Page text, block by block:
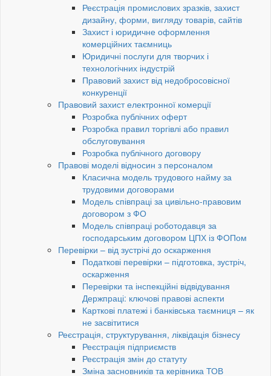
Реєстрація промислових зразків, захист
дизайну, форми, вигляду товарів, сайтів
Захист і юридичне оформлення
комерційних таємниць
Юридичні послуги для творчих і
технологічних індустрій
Правовий захист від недобросовісної
конкуренції
Правовий захист електронної комерції
Розробка публічних оферт
Розробка правил торгівлі або правил
обслуговування
Розробка публічного договору
Правові моделі відносин з персоналом
Класична модель трудового найму за
трудовими договорами
Модель співпраці за цивільно-правовим
договором з ФО
Модель співпраці роботодавця за
господарським договором ЦПХ із ФОПом
Перевірки – від зустрічі до оскарження
Податкові перевірки – підготовка, зустріч,
оскарження
Перевірки та інспекційні відвідування
Держпраці: ключові правові аспекти
Карткові платежі і банківська таємниця – як
не засвітитися
Реєстрація, структурування, ліквідація бізнесу
Реєстрація підприємств
Реєстрація змін до статуту
Зміна засновників та керівника ТОВ